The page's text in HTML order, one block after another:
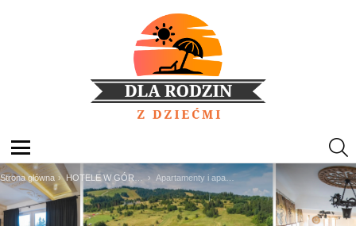
Menu
Jesteś tutaj:
Strona główna HOTELE W GÓRACH Apartamenty i aparthotele dla rodzin z dziećmi – 5 sprawdzonych miejsc